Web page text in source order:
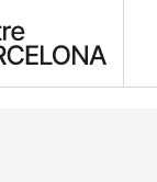
Fitxa artística